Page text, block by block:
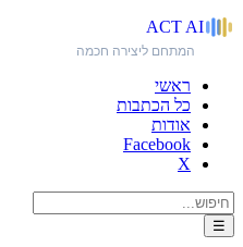
ACT AI
המתחם ליצירה חכמה
ראשי
כל הכתבות
אודות
Facebook
X
☰